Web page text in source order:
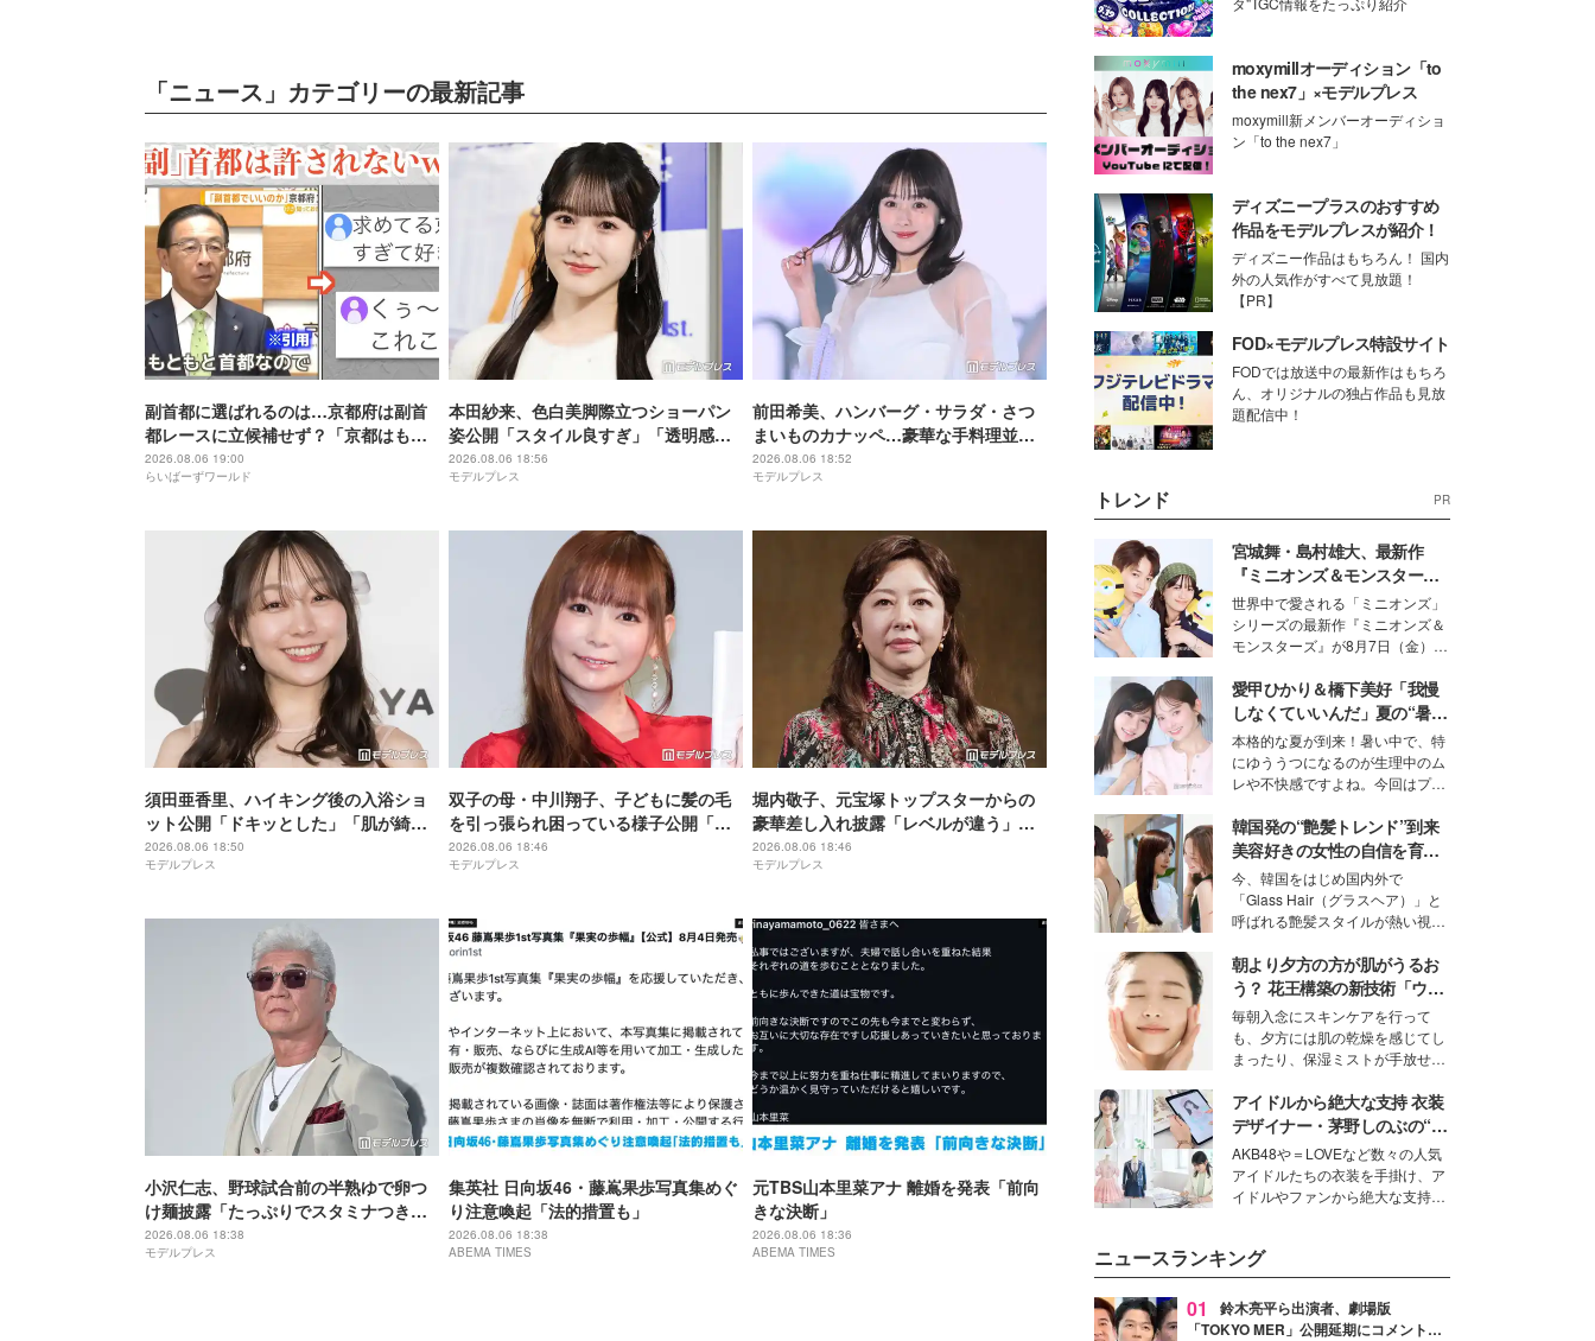
「ニュース」カテゴリーの最新記事
副首都に選ばれるのは…京都府は副首
都レースに立候補せず？「京都はもと
もと首都」
2026.08.06 19:00
らいばーずワールド
本田紗来、色白美脚際立つショーパン
姿公開「スタイル良すぎ」「透明感が
増してる」の声
2026.08.06 18:56
モデルプレス
前田希美、ハンバーグ・サラダ・さつ
まいものカナッペ…豪華な手料理並ぶ
食卓公開「全部美味しそう」「盛り付
けがおしゃれ」と絶賛の声
2026.08.06 18:52
モデルプレス
須田亜香里、ハイキング後の入浴ショ
ット公開「ドキッとした」「肌が綺
麗」と反響
2026.08.06 18:50
モデルプレス
双子の母・中川翔子、子どもに髪の毛
を引っ張られ困っている様子公開「マ
マあるある」「乱れっぷりに笑った」
と反響
2026.08.06 18:46
モデルプレス
堀内敬子、元宝塚トップスターからの
豪華差し入れ披露「レベルが違う」
「これは嬉しすぎる」と反響
2026.08.06 18:46
モデルプレス
小沢仁志、野球試合前の半熟ゆで卵つ
け麺披露「たっぷりでスタミナつきそ
う」「絶妙な火加減で最高」
2026.08.06 18:38
モデルプレス
集英社 日向坂46・藤嶌果歩写真集めぐ
り注意喚起「法的措置も」
2026.08.06 18:38
ABEMA TIMES
元TBS山本里菜アナ 離婚を発表「前向
きな決断」
2026.08.06 18:36
ABEMA TIMES
moxymillオーディション「to
the nex7」×モデルプレス
moxymill新メンバーオーディショ
ン「to the nex7」
ディズニープラスのおすすめ
作品をモデルプレスが紹介！
ディズニー作品はもちろん！ 国内
外の人気作がすべて見放題！
【PR】
FOD×モデルプレス特設サイト
FODでは放送中の最新作はもちろ
ん、オリジナルの独占作品も見放
題配信中！
トレンド PR
宮城舞・島村雄大、最新作
『ミニオンズ＆モンスター
ズ』の魅力熱弁 ハチャメチャ
だけじゃない“友情と絆”に感
動
世界中で愛される「ミニオンズ」
シリーズの最新作『ミニオンズ＆
モンスターズ』が8月7日（金）に
ニオン好き”という共通点を持つモ
デルの宮城舞と島村雄大の特別対
談をお届け！それぞれの視点か
ら、今作ならではの魅力や予想外
の感動をもたらす奥深いストーリ
ーについて熱く語り合ってもらっ
た。
愛甲ひかり＆橋下美好「我慢
しなくていいんだ」夏の“暑さ
対策”の新しい選択肢とは？
本格的な夏が到来！暑い中で、特
にゆううつになるのが生理中のム
レや不快感ですよね。今回はプラ
モデル・愛甲ひかりさんと橋下美
好さんを迎えて本音で女子会トー
ク。猛暑のお出かけを快適に過ご
すヒントや、2人が感動した夏の
生理の新常識にも迫りました。
韓国発の“艶髪トレンド”到来
美容好きの女性の自信を育む
「ヘアケア事情」って？
今、韓国をはじめ国内外で
「Glass Hair（グラスヘア）」と
呼ばれる艶髪スタイルが熱い視線
ションの完成度を高めるベースと
して、“髪そのものの美しさ”に改
めて注目する人が増えている様
子。今回は、そんな憧れの艶やか
な髪を日常で叶える、美容好きの
女性たちのヘアケア事情を紹介し
ます。
朝より夕方の方が肌がうるお
う？ 花王構築の新技術「ウォ
ーターキャプチャリングスキ
ン（捕水肌）」がスキンケア
の常識を変える予感
毎朝入念にスキンケアを行って
も、夕方には肌の乾燥を感じてし
まったり、保湿ミストが手放せな
な美容の常識を大きく変える可能
性を秘めた、革新的な「Water
Capturing Skin（ウォーターキャ
プチャリングスキン：捕水肌）」
技術を、花王が構築した。
アイドルから絶大な支持 衣装
デザイナー・茅野しのぶの“可
愛い”を作る美学＜「シチズン
クロスシー」インタビュー＞
AKB48や＝LOVEなど数々の人気
アイドルたちの衣装を手掛け、ア
イドルやファンから絶大な支持を
ター・茅野しのぶ。一人ひとりの
個性に寄り添い、魅力を引き出す
衣装作りは、多くの女性たちに勇
気と自信を与え続けている。
ニュースランキング
01
鈴木亮平ら出演者、劇場版
「TOKYO MER」公開延期にコメント